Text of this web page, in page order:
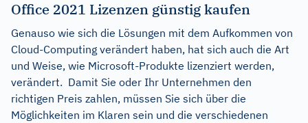
Office 2021 Lizenzen günstig kaufen
Genauso wie sich die Lösungen mit dem Aufkommen von
Cloud-Computing verändert haben, hat sich auch die Art
und Weise, wie Microsoft-Produkte lizenziert werden,
verändert. Damit Sie oder Ihr Unternehmen den
richtigen Preis zahlen, müssen Sie sich über die
Möglichkeiten im Klaren sein und die verschiedenen